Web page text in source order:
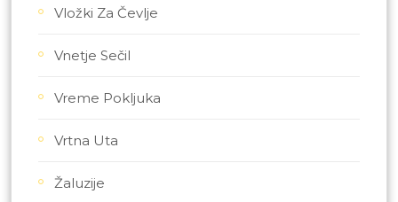
Vložki Za Čevlje
Vnetje Sečil
Vreme Pokljuka
Vrtna Uta
Žaluzije